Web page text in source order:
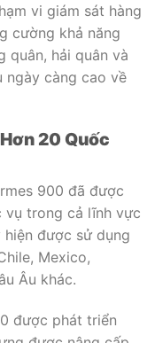
vi giám sát hàng
cường khả năng
quân, hải quân và
ngày càng cao về
20 Quốc
900 đã được
vụ trong cả lĩnh vực
hiện được sử dụng
Mexico,
Âu khác.
được phát triển